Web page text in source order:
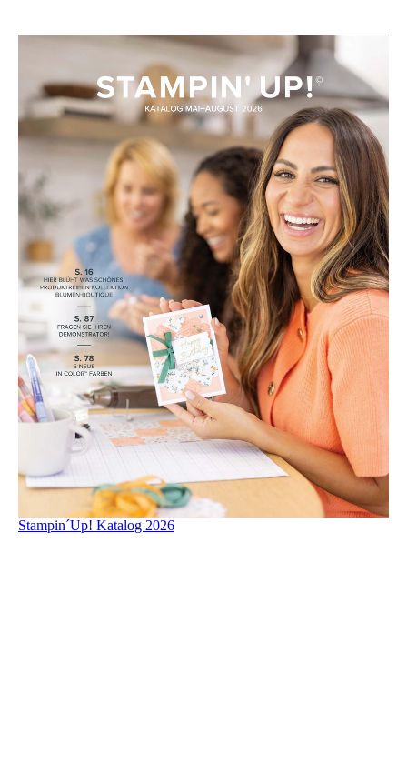
Stampin´Up! Katalog 2026